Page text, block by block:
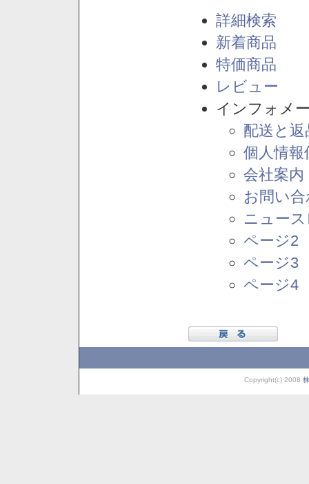
詳細検索
新着商品
特価商品
レビュー
インフォメ
配送と
個人情報
会社案内
お問い
ニュー
ページ2
ページ3
ページ4
Copyright(c) 2008